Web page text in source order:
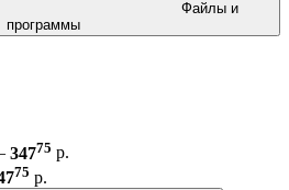
программы
34775 р.
75 р.